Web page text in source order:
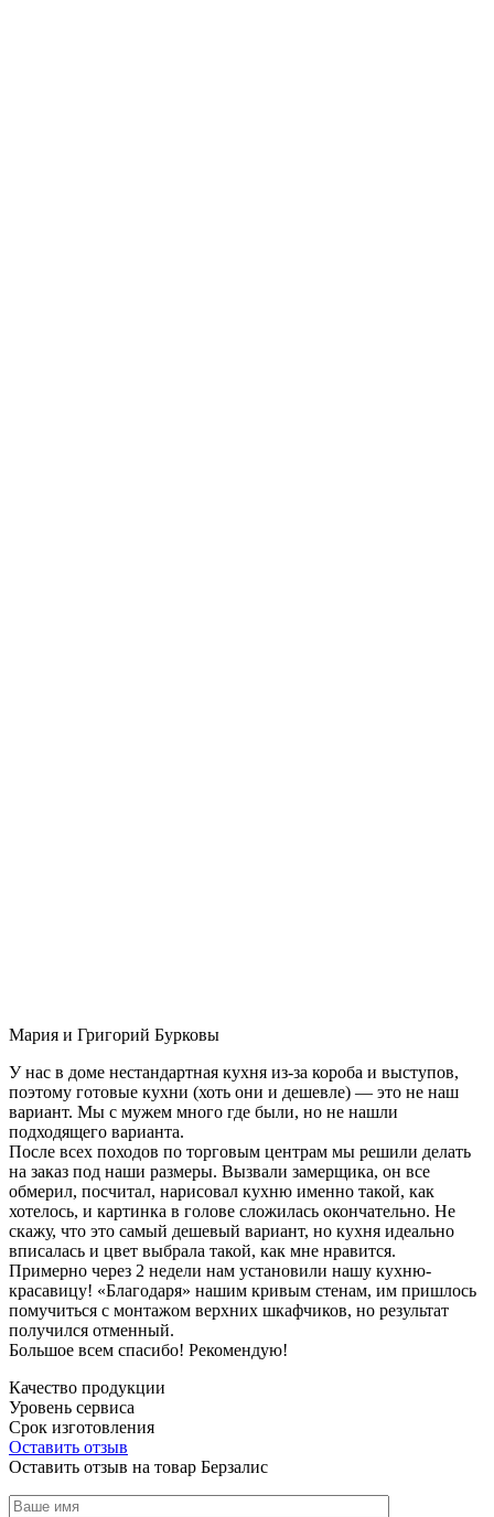
Мария и Григорий Бурковы
У нас в доме нестандартная кухня из-за короба и выступов,
поэтому готовые кухни (хоть они и дешевле) — это не наш
вариант. Мы с мужем много где были, но не нашли
подходящего варианта.
После всех походов по торговым центрам мы решили делать
на заказ под наши размеры. Вызвали замерщика, он все
обмерил, посчитал, нарисовал кухню именно такой, как
хотелось, и картинка в голове сложилась окончательно. Не
скажу, что это самый дешевый вариант, но кухня идеально
вписалась и цвет выбрала такой, как мне нравится.
Примерно через 2 недели нам установили нашу кухню-
красавицу! «Благодаря» нашим кривым стенам, им пришлось
помучиться с монтажом верхних шкафчиков, но результат
получился отменный.
Большое всем спасибо! Рекомендую!
Качество продукции
Уровень сервиса
Срок изготовления
Оставить отзыв
Оставить отзыв на товар Берзалис